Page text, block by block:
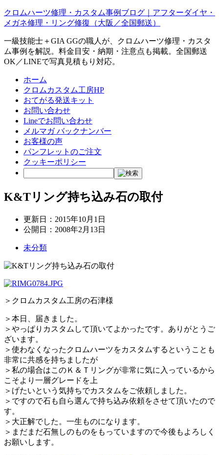
クロムハーツ修理・カスタム事例ブログ｜アフターダイヤ・
メガネ修理・リング修復（大阪／全国郵送）
一級技能士＋GIA GGの職人が、クロムハーツ修理・カスタ
ム事例を解説。料金目安・納期・注意点も掲載。全国郵送
OK／LINEで写真見積もり対応。
ホーム
クロムカスタム工房HP
おてがる発送キット
お問い合わせ
Lineでお問い合わせ
メルマガ バックナンバー
お客様の声
パンフレットのご注文
クッキーポリシー
K&Tリング持ち込み石の取付
更新日： 2015年10月1日
公開日： 2008年2月13日
未分類
＞クロムカスタム工房の石津様
＞本日、届きました。
＞やっぱりカスタムして頂いてよかったです。ありがとうご
ざいます。
＞使わなくなったクロムハーツをカスタムするということも
非常に共感を持ちましたが
＞私の場合はこのＫ＆Ｔリングが非常に気に入っているから
こそより一層グレードを上
＞げたいという気持ちでカスタムをご依頼しました。
＞ですので石も自ら選んで持ち込み依頼をさせて頂いたので
す。
＞大正解でした。一生ものになります。
＞まだまだ石無しのものをもっていますので今後もよろしく
お願いします。